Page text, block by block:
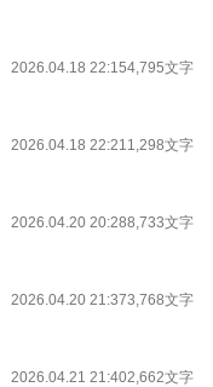
2026.04.18 22:154,795文字
2026.04.18 22:211,298文字
2026.04.20 20:288,733文字
2026.04.20 21:373,768文字
2026.04.21 21:402,662文字